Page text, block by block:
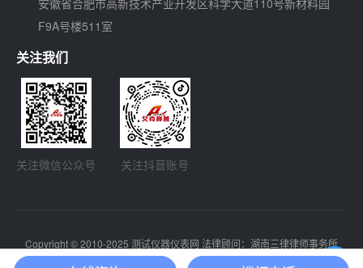
安徽省合肥市高新技术产业开发区科学大道110号新材料园
F9A号楼511室
关注我们
关注微信公众号 关注抖音账号
Copyright © 2010-2025 测试仪器仪表网 法律顾问：湖南三律律师事务所
湘ICP备13003126号-1